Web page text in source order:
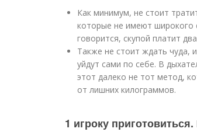
Как минимум, не стоит
которые не имеют широкого
говорится, скупой платит
Также не стоит ждать чуда,
уйдут сами по себе. В
этот далеко не тот метод,
от лишних килограммов.
1 игроку